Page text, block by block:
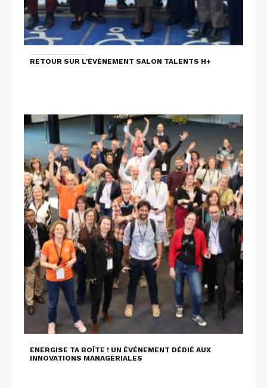
RETOUR SUR L'ÉVÈNEMENT SALON TALENTS H+
ENERGISE TA BOÎTE ! UN ÉVÉNEMENT DÉDIÉ AUX
INNOVATIONS MANAGÉRIALES